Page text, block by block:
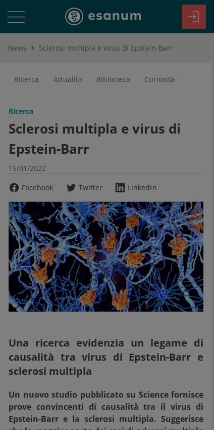
News Sclerosi multipla e virus di Epstein-Barr
Ricerca Attualità Biblioteca Curiosità
Ricerca
Sclerosi multipla e virus di
Epstein-Barr
15/01/2022
Facebook
Twitter LinkedIn
Una ricerca evidenzia un legame di
causalità tra virus di Epstein-Barr e
sclerosi multipla
Un nuovo studio pubblicato su Science fornisce
prove convincenti di causalità tra il virus di
Epstein-Barr e la sclerosi multipla. Suggerisce